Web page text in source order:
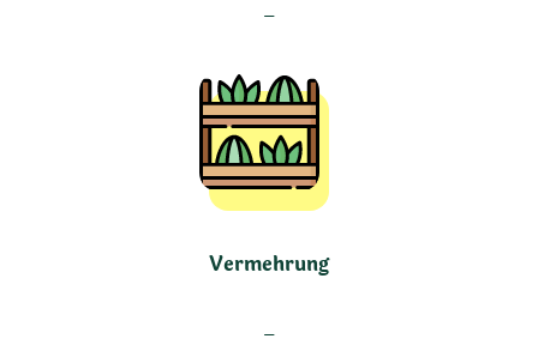
–
Vermehrung
–